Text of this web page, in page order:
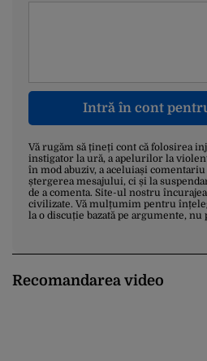
Intră în cont
Vă rugăm să țineți cont că folosirea
instigator la ură, a apelurilor la
în mod abuziv, a aceluiași
ștergerea mesajului, ci și la
de a comenta. Site-ul nostru
civilizate. Vă mulțumim pentru
la o discuție bazată pe argumente, nu
Recomandarea video